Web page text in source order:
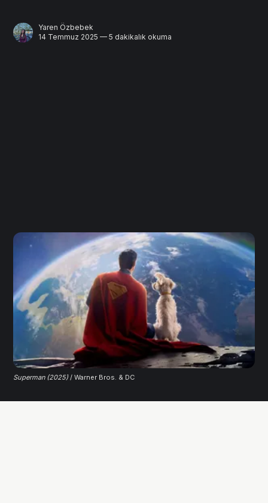
Yaren Özbebek
14 Temmuz 2025 — 5 dakikalık okuma
Superman (2025) / Warner Bros. & DC